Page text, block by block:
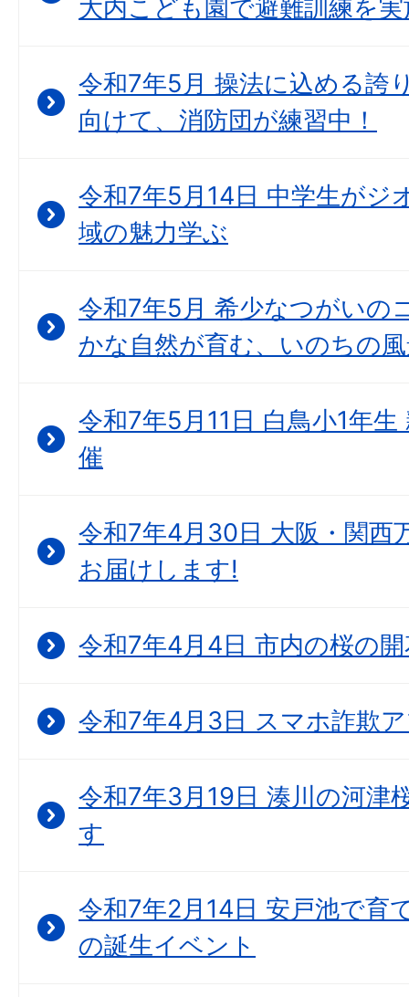
大内こども園で避難訓練を実
令和7年5月 操法に込める誇
向けて、消防団が練習中！
令和7年5月14日 中学生がジ
域の魅力学ぶ
令和7年5月 希少なつがいの
かな自然が育む、いのちの
令和7年5月11日 白鳥小1年
催
令和7年4月30日 大阪・関西
お届けします!
令和7年4月4日 市内の桜の
令和7年4月3日 スマホ詐欺
令和7年3月19日 湊川の河津
す
令和7年2月14日 安戸池で育
の誕生イベント